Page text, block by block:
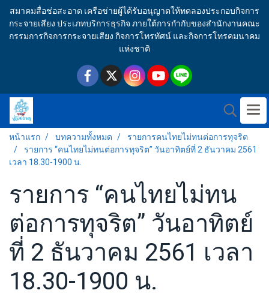
สมาคมสื่อช่อสะอาด เครือข่ายผู้ได้รับอนุญาตให้ทดลองประกอบกิจการ
กระจายเสียง ประเภทบริการธุรกิจ ภายใต้การกำกับของสำนักงานคณะ
กรรมการกิจการกระจายเสียง กิจการโทรทัศน์ และกิจการโทรคมนาคม
แห่งชาติ
หน้าแรก บทความทั้งหมด
รายการคนไทยไม่ทนต่อการทุจริต
รายการ “คนไทยไม่ทนต่อการทุจริต” วันอาทิตย์ที่ 2 ธันวาคม 2561
เวลา 18.30-1900 น.
รายการ “คนไทยไม่ทน
ต่อการทุจริต” วันอาทิตย์
ที่ 2 ธันวาคม 2561 เวลา
18.30-1900 น.